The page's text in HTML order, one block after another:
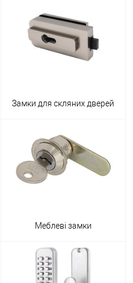
Замки для скляних дверей
Меблеві замки